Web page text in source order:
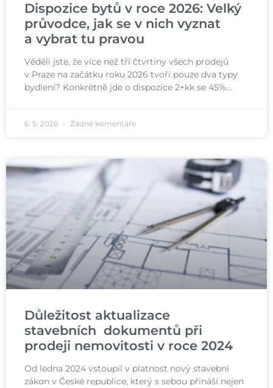
Dispozice bytů v roce 2026: Velký
průvodce, jak se v nich vyznat
a vybrat tu pravou
Věděli jste, že více než tři čtvrtiny všech prodejů
v Praze na začátku roku 2026 tvoří pouze dva typy
bydlení? Konkrétně jde o dispozice 2+kk se 45%…
6. 5. 2026 Žádné komentáře
Důležitost aktualizace
stavebních dokumentů při
prodeji nemovitosti v roce 2024
Od ledna 2024 vstoupil v platnost nový stavební
zákon v České republice, který s sebou přináší nejen